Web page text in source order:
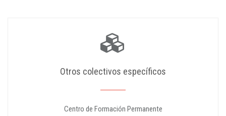
Otros colectivos específicos
Centro de Formación Permanente